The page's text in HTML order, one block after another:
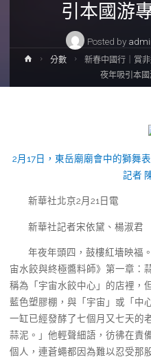
引本國游
Posted by
Home分數
新春中國行｜賞
夜年吸引本
2月17日，東岳廟廟會中的獅舞
記者
新華社北京2月21日電
新華社記者宋依黛、楊淑君
年夜年頭四，鼓樓紅墻映福
宙水餃與終極醬料師》第一章：
稱為「宇宙水餃中心」的店裡，
藍色塑膠棚，與「宇宙」或「中
一缸已經發酵了七個月又七天的
蒜泥。」他輕聲細語，彷彿在責
個人，連蒼蠅都因為難以忍受那